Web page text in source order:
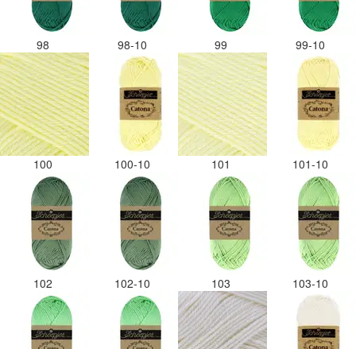
98 98-10 99 99-10
100 100-10 101 101-10
102 102-10 103 103-10